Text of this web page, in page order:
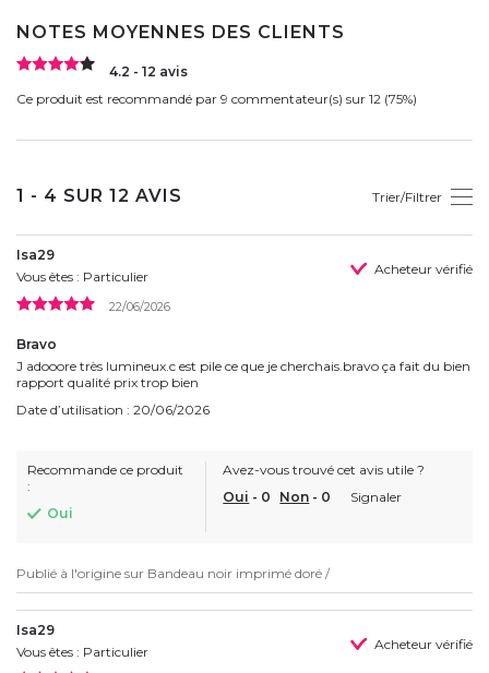
NOTES MOYENNES DES CLIENTS
4.2 - 12 avis
Ce produit est recommandé par 9 commentateur(s) sur 12 (75%)
1 - 4 SUR 12 AVIS Trier/Filtrer
Isa29
Vous êtes : Particulier
Acheteur vérifié
22/06/2026
Bravo
J adooore très lumineux.c est pile ce que je cherchais.bravo ça fait du bien
rapport qualité prix trop bien
Date d’utilisation : 20/06/2026
Recommande ce produit
:
Oui
Avez-vous trouvé cet avis utile ?
Oui - 0 Non - 0 Signaler
Publié à l'origine sur Bandeau noir imprimé doré /
Isa29
Vous êtes : Particulier
Acheteur vérifié